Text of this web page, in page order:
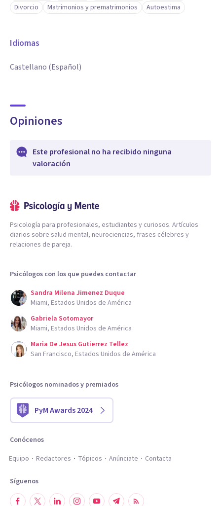
Divorcio
Matrimonios y prematrimonios Autoestima
Idiomas
Castellano (Español)
Opiniones
Este profesional no ha recibido ninguna
valoración
Psicología para profesionales, estudiantes y curiosos. Artículos
diarios sobre salud mental, neurociencias, frases célebres y
relaciones de pareja.
Psicólogos con los que puedes contactar
Sandra Milena Jimenez Duque
Miami, Estados Unidos de América
Gabriela Sotomayor
Miami, Estados Unidos de América
Maria De Jesus Gutierrez Tellez
San Francisco, Estados Unidos de América
Psicólogos nominados y premiados
PyM Awards 2024
Conócenos
Equipo
Redactores Tópicos Anúnciate Contacta
Síguenos